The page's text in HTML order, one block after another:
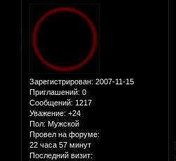
Зарегистрирован: 2007-11-15
Приглашений: 0
Сообщений: 1217
Уважение: +24
Пол: Мужской
Провел на форуме:
22 часа 57 минут
Последний визит: